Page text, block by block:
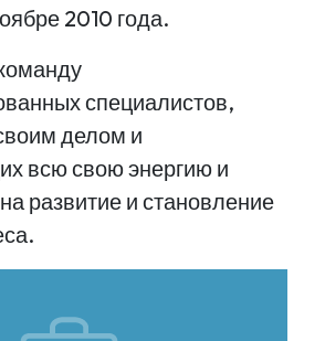
2010 года.
специалистов,
делом и
всю свою энергию и
развитие и становление